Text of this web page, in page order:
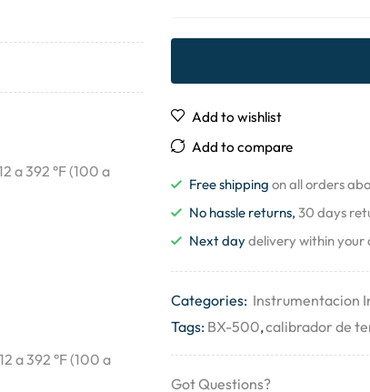
a 392 °F (100 a
a 392 °F (100 a
Add to wishlist
Add to compare
Free shipping on all orders
No hassle returns, 30 days
Next daydelivery within your
Categories: Instrumentacion
Tags: BX-500,calibrador de
Got Questions?